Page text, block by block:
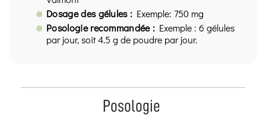
Dosage des gélules : Exemple: 750 mg
Posologie recommandée : Exemple : 6 gélules
par jour, soit 4.5 g de poudre par jour.
Posologie